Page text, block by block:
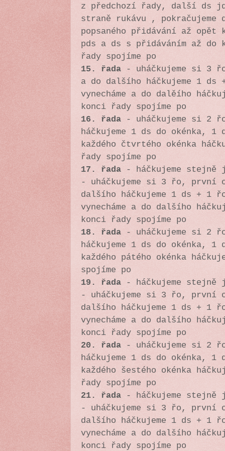
z předchozí řady, další ds
straně rukávu , pokračujeme
popsaného přidávání až
pds a ds s přidáváním až do
řady spojíme po
15. řada - uháčkujeme si 3
a do dalšího háčkujeme 1
vynecháme a do dalěího
konci řady spojíme po
16. řada - uháčkujeme si 2
háčkujeme 1 ds do okénka, 1
každého čtvrtého okénka
řady spojíme po
17. řada - háčkujeme stejně
- uháčkujeme si 3 řo, první
dalšího háčkujeme 1 ds + 1
vynecháme a do dalšího
konci řady spojíme po
18. řada - uháčkujeme si 2
háčkujeme 1 ds do okénka, 1
každého pátého okénka
spojíme po
19. řada - háčkujeme stejně
- uháčkujeme si 3 řo, první
dalšího háčkujeme 1 ds + 1
vynecháme a do dalšího
konci řady spojíme po
20. řada - uháčkujeme si 2
háčkujeme 1 ds do okénka, 1
každého šestého okénka
řady spojíme po
21. řada - háčkujeme stejně
- uháčkujeme si 3 řo, první
dalšího háčkujeme 1 ds + 1
vynecháme a do dalšího
konci řady spojíme po